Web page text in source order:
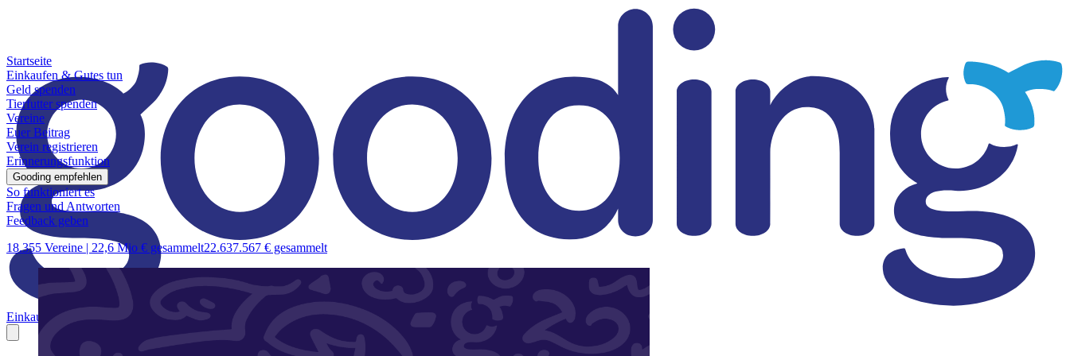
Einkaufen & Gutes tun Geld spendenTierfutter spenden VereineEuer Beitrag
Startseite
Einkaufen & Gutes tun
Geld spenden
Tierfutter spenden
Vereine
Euer Beitrag
Verein registrieren
Erinnerungsfunktion
Gooding empfehlen
So funktioniert es
Fragen und Antworten
Feedback geben
18.355 Vereine | 22,6 Mio € gesammelt22.637.567 € gesammelt